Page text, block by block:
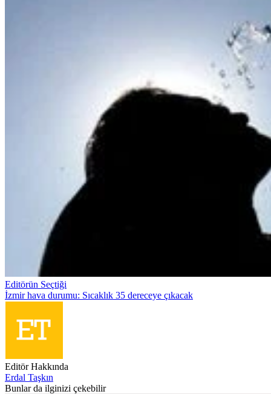
Editörün Seçtiği
İzmir hava durumu: Sıcaklık 35 dereceye çıkacak
Editör Hakkında
Erdal Taşkın
Bunlar da ilginizi çekebilir